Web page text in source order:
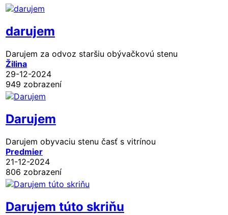
darujem
Darujem za odvoz staršiu obývačkovú stenu
Žilina
29-12-2024
949 zobrazení
Darujem
Darujem obyvaciu stenu časť s vitrínou
Predmier
21-12-2024
806 zobrazení
Darujem túto skriňu